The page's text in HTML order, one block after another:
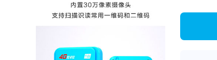
周先生 江苏南京
品牌值得信赖，到账快，费率也不高，强大！